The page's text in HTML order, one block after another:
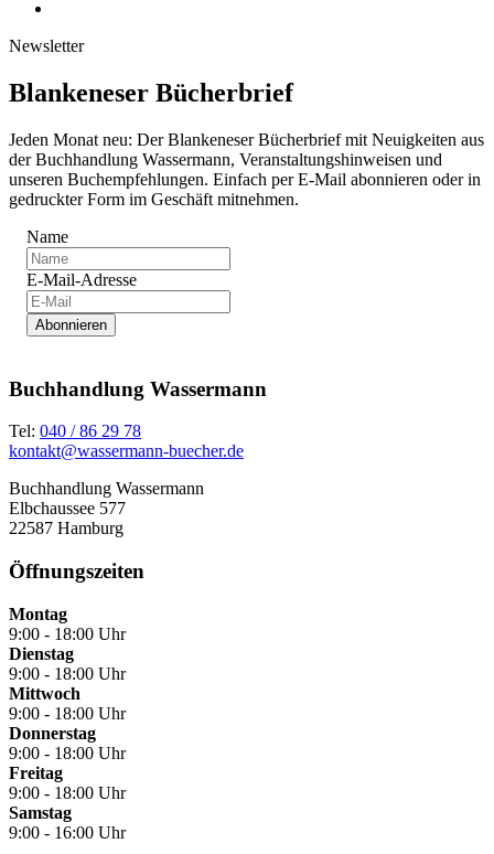
Newsletter
Blankeneser Bücherbrief
Jeden Monat neu: Der Blankeneser Bücherbrief mit Neuigkeiten aus
der Buchhandlung Wassermann, Veranstaltungshinweisen und
unseren Buchempfehlungen. Einfach per E-Mail abonnieren oder in
gedruckter Form im Geschäft mitnehmen.
Name
E-Mail-Adresse
Abonnieren
Buchhandlung Wassermann
Tel: 040 / 86 29 78
kontakt@wassermann-buecher.de
Buchhandlung Wassermann
Elbchaussee 577
22587 Hamburg
Öffnungszeiten
Montag
9:00 - 18:00 Uhr
Dienstag
9:00 - 18:00 Uhr
Mittwoch
9:00 - 18:00 Uhr
Donnerstag
9:00 - 18:00 Uhr
Freitag
9:00 - 18:00 Uhr
Samstag
9:00 - 16:00 Uhr